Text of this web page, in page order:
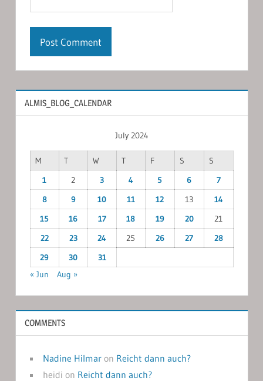
ALMIS_BLOG_CALENDAR
July 2024
M T W T F S
S
1
2 3 4 5 6
7
8
9 10 11 12 13
14
15
16 17 18 19 20
21
22
23 24 25 26 27
28
29
30
31
« Jun
Aug »
COMMENTS
Nadine Hilmaron Reicht dann auch?
heidi on Reicht dann auch?